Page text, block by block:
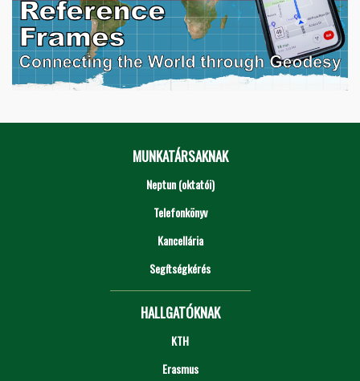
MUNKATÁRSAKNAK
Neptun (oktatói)
Telefonkönyv
Kancellária
Segítségkérés
HALLGATÓKNAK
KTH
Erasmus